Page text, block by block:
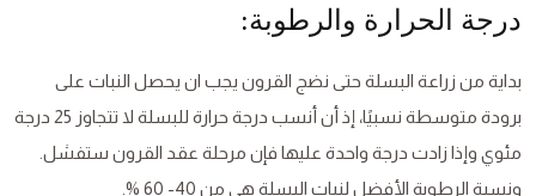
درجة الحرارة والرطوبة:
بداية من زراعة البسلة حتى نضج القرون يجب ان يحصل النبات على
برودة متوسطة نسبيًا، إذ أن أنسب درجة حرارة للبسلة لا تتجاوز 25 درجة
مئوي وإذا زادت درجة واحدة عليها فإن مرحلة عقد القرون ستفشل.
ونسبة الرطوبة الأفضل لنبات البسلة هي من 40- 60 %.